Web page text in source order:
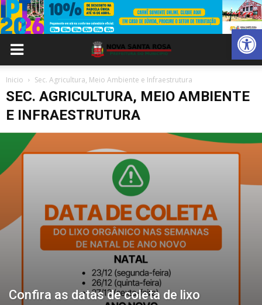
Abrir
Inicio Sec. Agricultura, Meio Ambiente e Infraestrutura
SEC. AGRICULTURA, MEIO AMBIENTE
E INFRAESTRUTURA
Confira as datas de coleta de lixo